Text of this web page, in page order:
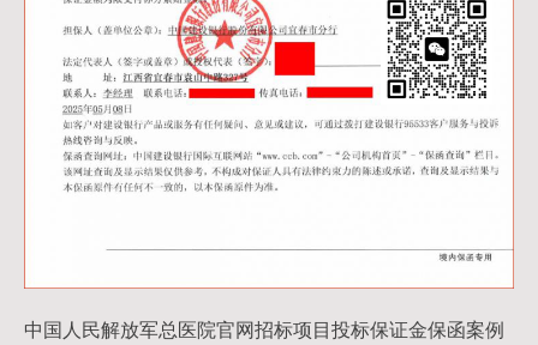
中国人民解放军总医院官网招标项目投标保证金保函案例